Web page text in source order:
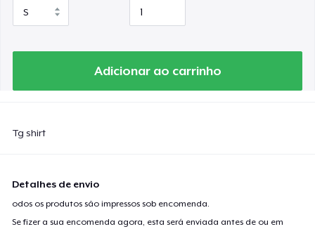
Adicionar ao carrinho
Tg shirt
Detalhes de envio
odos os produtos são impressos sob encomenda.
Se fizer a sua encomenda agora, esta será enviada antes de ou em